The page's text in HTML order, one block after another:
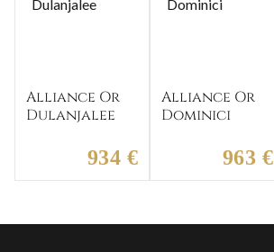
Alliance Or
Dulanjalee
934 €
Alliance Or
Dominici
963 €